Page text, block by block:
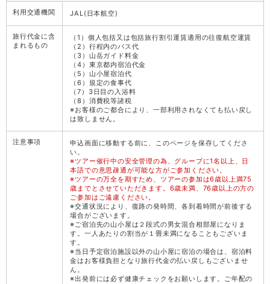
利用交通機関 JAL(日本航空)
旅行代金に含
まれるもの
（1）個人包括又は包括旅行割引運賃適用の往復航空運賃
（2）行程内のバス代
（3）山岳ガイド料金
（4）東京都内宿泊代金
（5）山小屋宿泊代
（6）規定の食事代
（7）3日目の入浴料
（8）消費税等諸税
※お客様のご都合により、一部利用されなくても払い戻し
は致しません。
注意事項
申込画面に移動する前に、このページを保存してくださ
い。
※ツアー催行中の安全管理の為、グループに1名以上、日
本語での意思疎通が可能な方がご参加ください。
※ツアーの万全を期すため、ツアーの参加は6歳以上満75
歳までとさせていただきます。6歳未満、76歳以上の方の
ご参加はご遠慮ください。
※交通状況により、復路の発時間、各到着時間が前後する
場合がございます。
※ご宿泊先の山小屋は２段式の男女混合相部屋になりま
す。一人あたりの割当が１畳未満になることもございま
す。
※当日予定宿泊施設以外の山小屋に宿泊の場合は、宿泊料
金はお客様負担となり旅行代金の払い戻しもございませ
ん。
※出発前には必ず健康チェックをお願いします。ご年配の